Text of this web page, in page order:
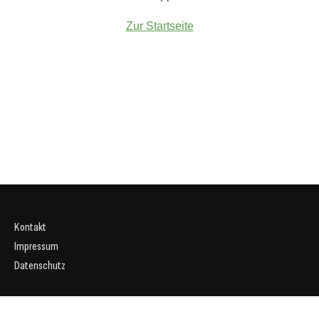
Zur Startseite
Kontakt
Impressum
Datenschutz